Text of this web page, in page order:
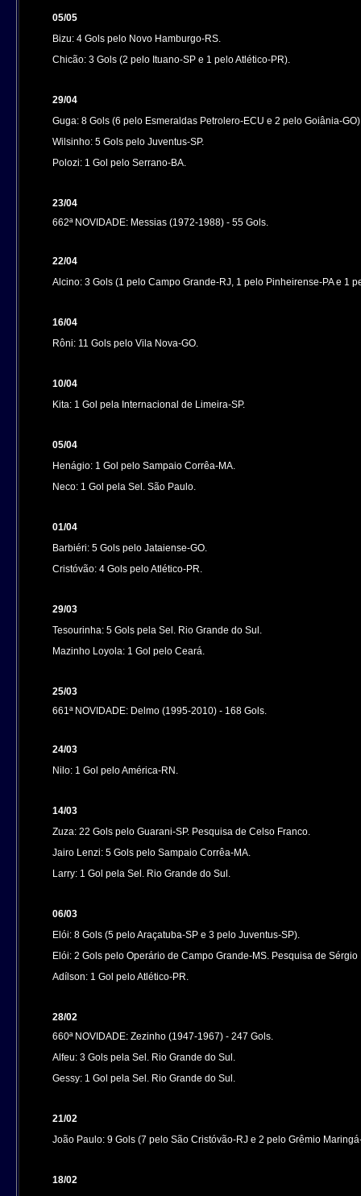
05/05
Bizu: 4 Gols pelo Novo Hamburgo-RS.
Chicão: 3 Gols (2 pelo Ituano-SP e 1 pelo Atlético-PR).
29/04
Guga: 8 Gols (6 pelo Esmeraldas Petrolero-ECU e 2 pelo Goiânia-
Wilsinho: 5 Gols pelo Juventus-SP.
Polozi: 1 Gol pelo Serrano-BA.
23/04
662ª NOVIDADE: Messias (1972-1988) - 55 Gols.
22/04
Alcino: 3 Gols (1 pelo Campo Grande-RJ, 1 pelo Pinheirense-PA e 1
16/04
Rôni: 11 Gols pelo Vila Nova-GO.
10/04
Kita: 1 Gol pela Internacional de Limeira-SP.
05/04
Henágio: 1 Gol pelo Sampaio Corrêa-MA.
Neco: 1 Gol pela Sel. São Paulo.
01/04
Barbiéri: 5 Gols pelo Jataiense-GO.
Cristóvão: 4 Gols pelo Atlético-PR.
29/03
Tesourinha: 5 Gols pela Sel. Rio Grande do Sul.
Mazinho Loyola: 1 Gol pelo Ceará.
25/03
661ª NOVIDADE: Delmo (1995-2010) - 168 Gols.
24/03
Nilo: 1 Gol pelo América-RN.
14/03
Zuza: 22 Gols pelo Guarani-SP. Pesquisa de Celso Franco.
Jairo Lenzi: 5 Gols pelo Sampaio Corrêa-MA.
Larry: 1 Gol pela Sel. Rio Grande do Sul.
06/03
Elói: 8 Gols (5 pelo Araçatuba-SP e 3 pelo Juventus-SP).
Elói: 2 Gols pelo Operário de Campo Grande-MS. Pesquisa de Sérgio
Adílson: 1 Gol pelo Atlético-PR.
28/02
660ª NOVIDADE: Zezinho (1947-1967) - 247 Gols.
Alfeu: 3 Gols pela Sel. Rio Grande do Sul.
Gessy: 1 Gol pela Sel. Rio Grande do Sul.
21/02
João Paulo: 9 Gols (7 pelo São Cristóvão-RJ e 2 pelo Grêmio
18/02